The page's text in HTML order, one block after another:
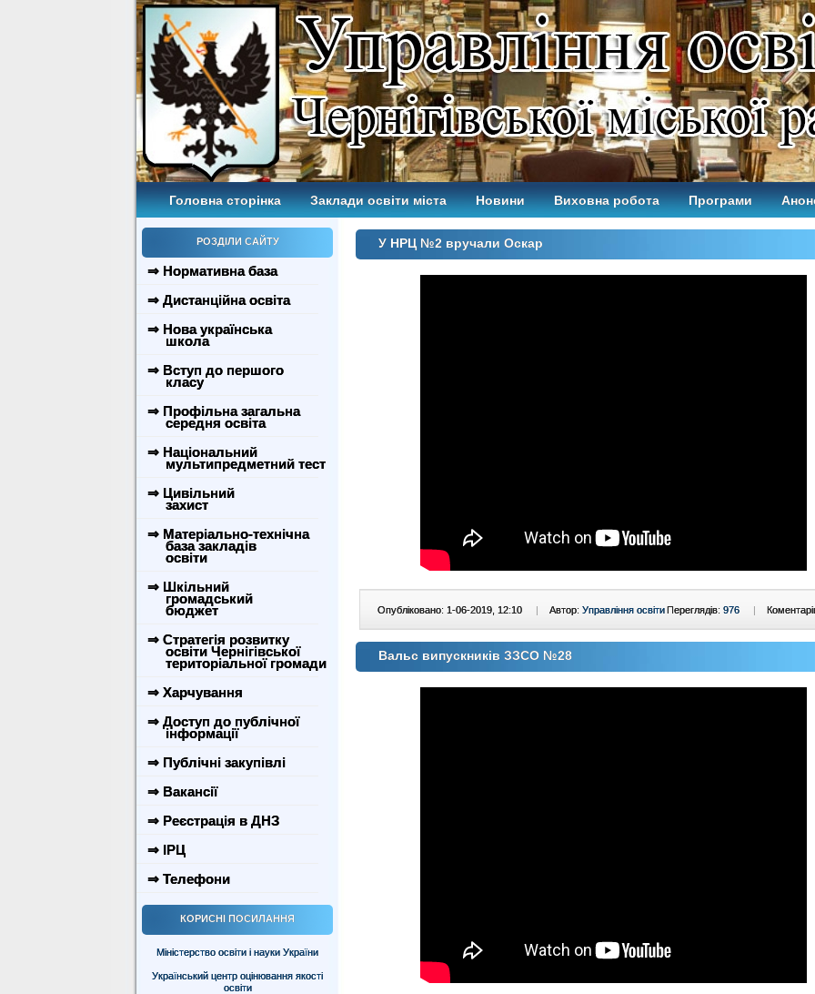
Головна сторінка Заклади освіти міста Новини Виховна робота Програми
РОЗДІЛИ САЙТУ
⇒ Нормативна база
⇒ Дистанційна освіта
⇒ Нова українська
школа
⇒ Вступ до першого
класу
⇒ Профільна загальна
середня освіта
⇒ Національний
мультипредметний тест
⇒ Цивільний
захист
⇒ Матеріально-технічна
база закладів
освіти
⇒ Шкільний
громадський
бюджет
⇒ Стратегія розвитку
освіти Чернігівської
територіальної громади
⇒ Харчування
⇒ Доступ до публічної
інформації
⇒ Публічні закупівлі
⇒ Вакансії
⇒ Реєстрація в ДНЗ
⇒ ІРЦ
⇒ Телефони
КОРИСНІ ПОСИЛАННЯ
Міністерство освіти і науки України
Український центр оцінювання якості
освіти
У НРЦ №2 вручали Оскар
Опубліковано: 1-06-2019, 12:10 | Автор: Управління освітиПереглядів: 976 |
Вальс випускників ЗЗСО №28